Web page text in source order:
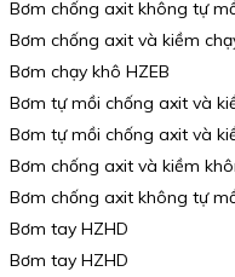
Bơm chống axit không tự
Bơm chống axit và kiềm
Bơm chạy khô HZEB
Bơm tự mồi chống axit và
Bơm tự mồi chống axit và
Bơm chống axit và kiềm
Bơm chống axit không tự
Bơm tay HZHD
Bơm tay HZHD